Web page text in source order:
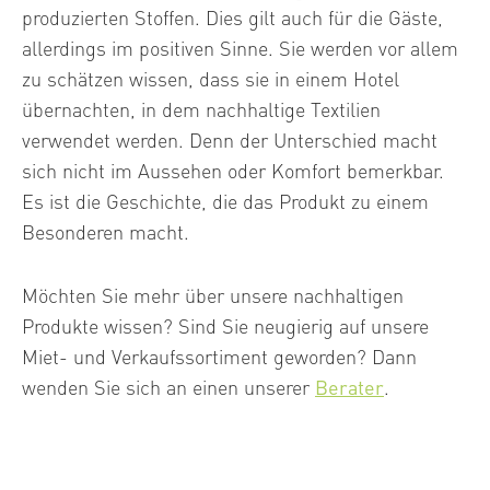
produzierten Stoffen. Dies gilt auch für die Gäste,
allerdings im positiven Sinne. Sie werden vor allem
zu schätzen wissen, dass sie in einem Hotel
übernachten, in dem nachhaltige Textilien
verwendet werden. Denn der Unterschied macht
sich nicht im Aussehen oder Komfort bemerkbar.
Es ist die Geschichte, die das Produkt zu einem
Besonderen macht.
Möchten Sie mehr über unsere nachhaltigen
Produkte wissen? Sind Sie neugierig auf unsere
Miet- und Verkaufssortiment geworden? Dann
wenden Sie sich an einen unserer Berater.